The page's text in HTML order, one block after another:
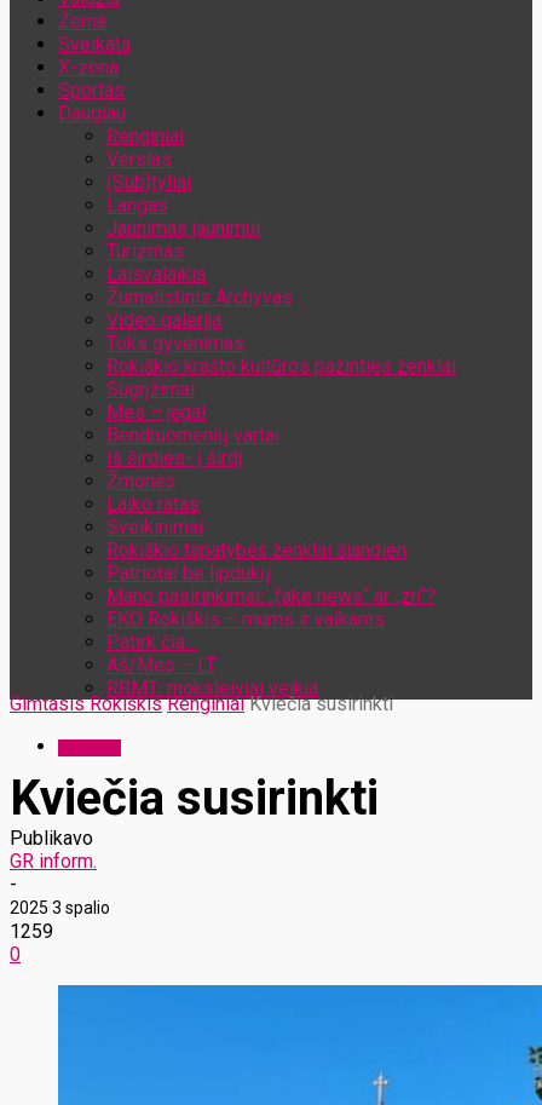
Žemė
Sveikata
X-zona
Sportas
Daugiau
Renginiai
Verslas
(Sub)tyliai
Langas
Jaunimas jaunimui
Turizmas
Laisvalaikis
Žurnalistinis Archyvas
Video galerija
Toks gyvenimas
Rokiškio krašto kultūros pažinties ženklai
Sugrįžimai
Mes – jėga!
Bendruomenių vartai
Iš širdies- į širdį
Žmonės
Laiko ratas
Sveikinimai
Rokiškio tapatybės ženklai šiandien
Patriotai be lipdukų
Mano pasirinkimai: „fake news“ ar „zn“?
EKO Rokiškis – mums ir vaikams
Patirk čia…
Aš/Mes – LT
RRMT: moksleiviai veikia
Gimtasis Rokiškis Renginiai Kviečia susirinkti
Kviečia susirinkti
Publikavo
GR inform.
-
2025 3 spalio
1259
0